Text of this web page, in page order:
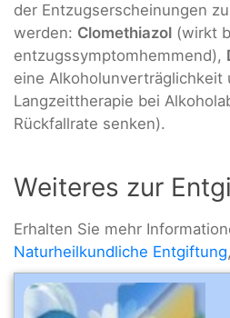
der Entzugserscheinungen
werden: Clomethiazol (wirkt
entzugssymptomhemmend),
eine Alkoholunverträglichkeit
Langzeittherapie bei
Rückfallrate senken).
Weiteres zur
Erhalten Sie mehr
Naturheilkundliche Entgiftung,